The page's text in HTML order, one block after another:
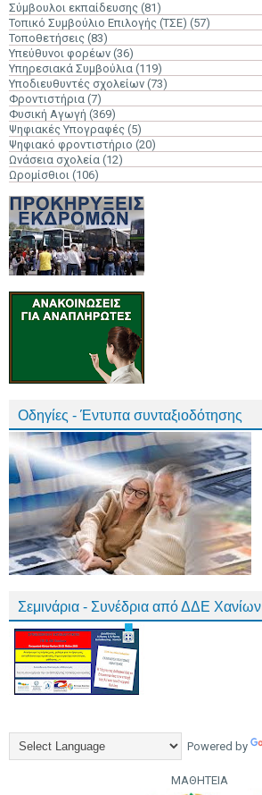
Σύμβουλοι εκπαίδευσης (81)
Τοπικό Συμβούλιο Επιλογής (ΤΣΕ) (57)
Τοποθετήσεις (83)
Υπεύθυνοι φορέων (36)
Υπηρεσιακά Συμβούλια (119)
Υποδιευθυντές σχολείων (73)
Φροντιστήρια (7)
Φυσική Αγωγή (369)
Ψηφιακές Υπογραφές (5)
Ψηφιακό φροντιστήριο (20)
Ωνάσεια σχολεία (12)
Ωρομίσθιοι (106)
Οδηγίες - Έντυπα συνταξιοδότησης
Σεμινάρια - Συνέδρια από ΔΔΕ Χανίων
Powered by
ΜΑΘΗΤΕΙΑ